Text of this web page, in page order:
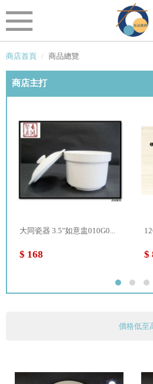
商店首頁 商品總覽
商店主打
大同瓷器 3.5"如意盅010G0...
$ 168 $
價格低至